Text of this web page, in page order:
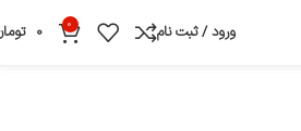
ورود / ثبت نام 0
0